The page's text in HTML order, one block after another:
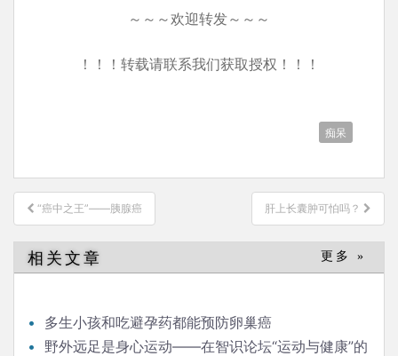
～～～欢迎转发～～～
！！！转载请联系我们获取授权！！！
痴呆
文
章
导
航
“癌中之王”——胰腺癌 肝上长囊肿可怕吗？
相关文章 更多 »
多生小孩和吃避孕药都能预防卵巢癌
野外远足是身心运动——在智识论坛“运动与健康”的